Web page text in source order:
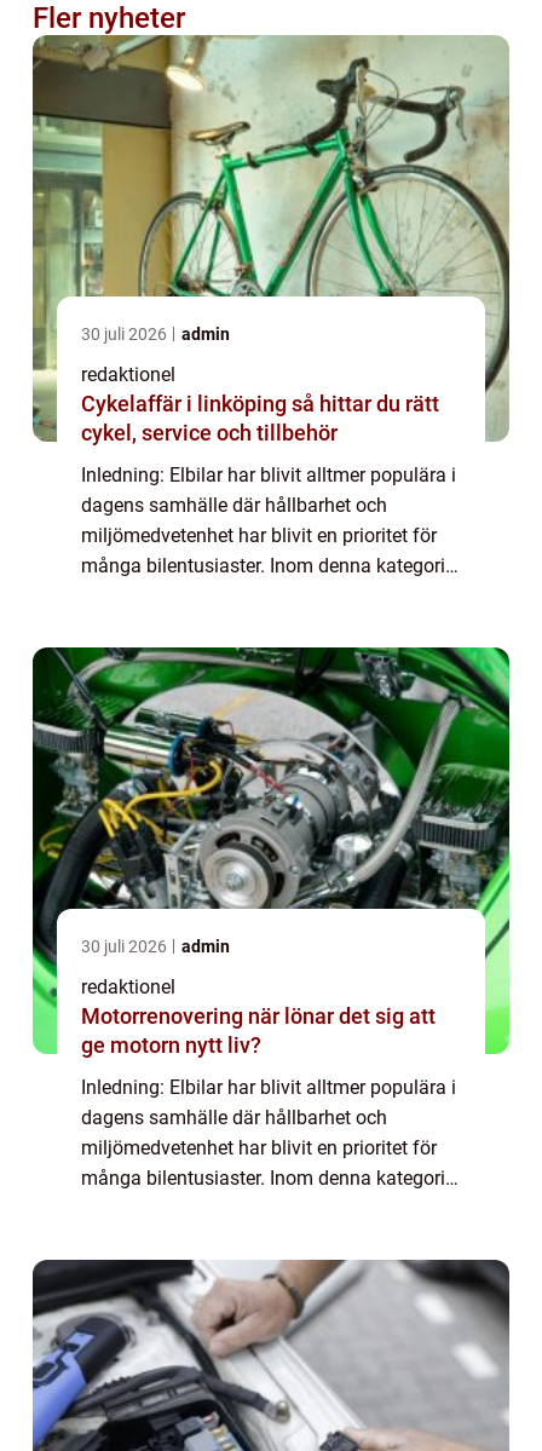
Fler nyheter
30 juli 2026 admin
redaktionel
Cykelaffär i linköping så hittar du rätt
cykel, service och tillbehör
Inledning: Elbilar har blivit alltmer populära i
dagens samhälle där hållbarhet och
miljömedvetenhet har blivit en prioritet för
många bilentusiaster. Inom denna kategori
30 juli 2026 admin
redaktionel
Motorrenovering när lönar det sig att
ge motorn nytt liv?
Inledning: Elbilar har blivit alltmer populära i
dagens samhälle där hållbarhet och
miljömedvetenhet har blivit en prioritet för
många bilentusiaster. Inom denna kategori